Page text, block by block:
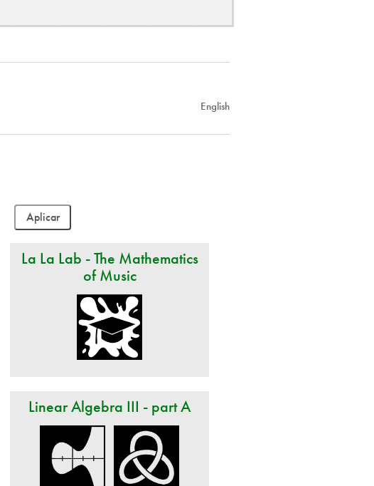
English
La La Lab - The Mathematics
of Music
Linear Algebra III - part A